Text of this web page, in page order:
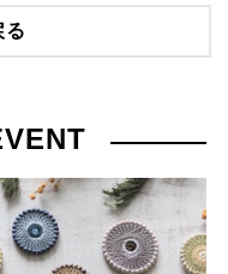
る